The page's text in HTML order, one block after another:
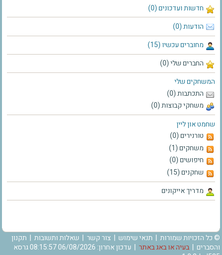
חדשות ועדכונים (0)
הודעות (0)
מחוברים עכשיו (15)
החברים שלי (0)
המשחקים שלי
התכתבות (0)
משחקי קבוצות (0)
שחמט און ליין
טורנירים (0)
משחקים (1)
חיפושים (0)
שחקנים (15)
מדריך אייקונים
© כל הזכויות שמורות | תנאי שימוש | צור קשר | שאלות ותשובות | תקנון
והסברים | בעיה או באג באתר
| עדכון אחרון: 06/08/2026 08:15:57 גרסא